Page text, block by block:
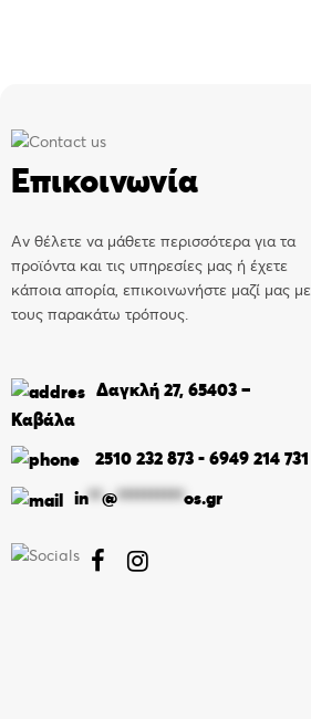
Επικοινωνία
Αν θέλετε να μάθετε περισσότερα για τα
προϊόντα και τις υπηρεσίες μας ή έχετε
κάποια απορία, επικοινωνήστε μαζί μας με
τους παρακάτω τρόπους.
Δαγκλή 27, 65403 –
Καβάλα
2510 232 873 - 6949 214 731
in**@**********os.gr
 